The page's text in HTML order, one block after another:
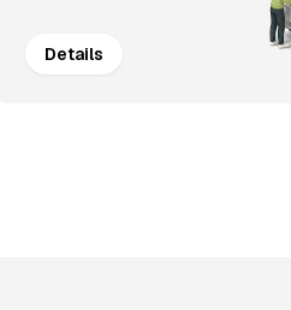
Details